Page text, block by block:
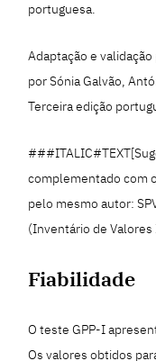
portuguesa.
Adaptação e
por Sónia Galvão,
Terceira edição
complementado com
pelo mesmo autor:
(Inventário de
Fiabilidade
O teste GPP-I
Os valores obtidos